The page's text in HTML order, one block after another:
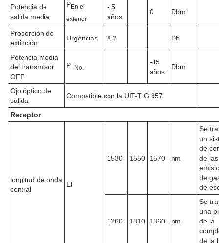
Potencia de
salida media
PEn el
exterior
- 5
años
0 Dbm
Proporción de
extinción
Urgencias 8.2 Db
Potencia media
del transmisor
OFF
P- No.
-45
años.
Dbm
Ojo óptico de
salida
Compatible con la UIT-T G.957
Receptor
longitud de onda
central
El
1530 1550 1570 nm
Se
un
de
de las
de
de
1260 1310 1360 nm
Se
una
de la
de la